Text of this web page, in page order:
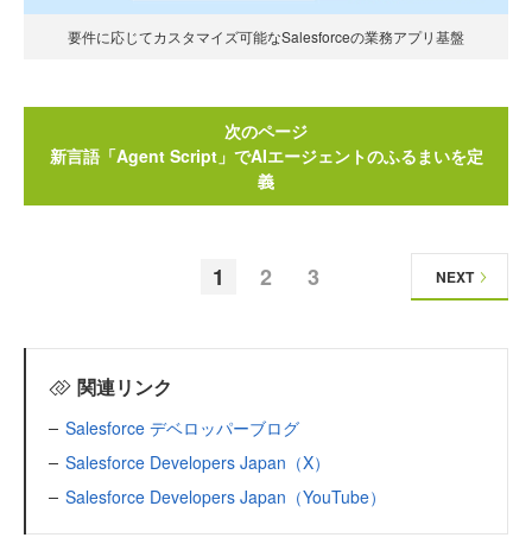
要件に応じてカスタマイズ可能なSalesforceの業務アプリ基盤
次のページ
新言語「Agent Script」でAIエージェントのふるまいを定
義
1 2 3 NEXT
関連リンク
Salesforce デベロッパーブログ
Salesforce Developers Japan（X）
Salesforce Developers Japan（YouTube）